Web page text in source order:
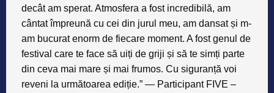
decât am sperat. Atmosfera a fost incredibilă, am
cântat împreună cu cei din jurul meu, am dansat și m-
am bucurat enorm de fiecare moment. A fost genul de
festival care te face să uiți de griji și să te simți parte
din ceva mai mare și mai frumos. Cu siguranță voi
reveni la următoarea ediție.” — Participant FIVE –